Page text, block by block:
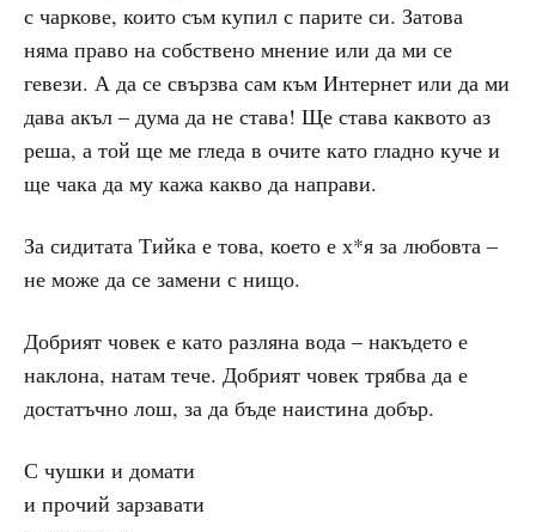
с чаркове, които съм купил с парите си. Затова
няма право на собствено мнение или да ми се
гевези. А да се свързва сам към Интернет или да ми
дава акъл – дума да не става! Ще става каквото аз
реша, а той ще ме гледа в очите като гладно куче и
ще чака да му кажа какво да направи.
За сидитата Тийка е това, което е х*я за любовта –
не може да се замени с нищо.
Добрият човек е като разляна вода – накъдето е
наклона, натам тече. Добрият човек трябва да е
достатъчно лош, за да бъде наистина добър.
С чушки и домати
и прочий зарзавати